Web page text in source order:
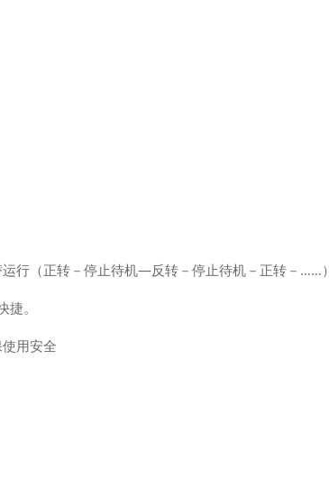
行（正转－停止待机―反转－停止待机－正转－……）
。
用安全